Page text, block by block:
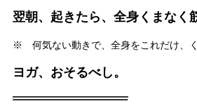
翌朝、起きたら、全身くまなく
※ 何気ない動きで、全身をこれだけ、く
ヨガ、おそるべし。